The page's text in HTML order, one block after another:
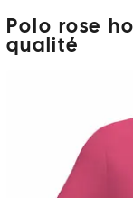
Polo rose
qualité